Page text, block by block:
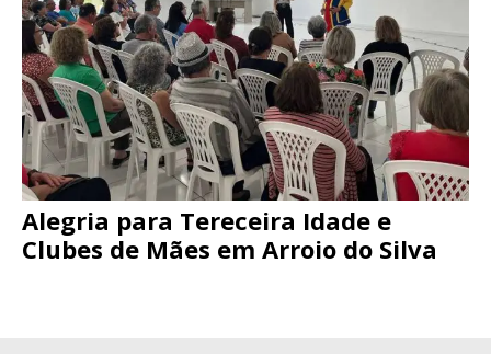
Alegria para Tereceira Idade e
Clubes de Mães em Arroio do Silva